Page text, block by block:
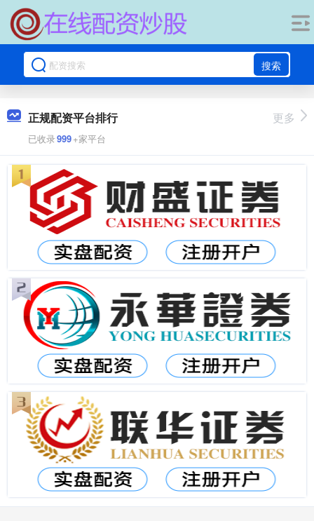
搜索
正规配资平台排行
已收录999+家平台
更多